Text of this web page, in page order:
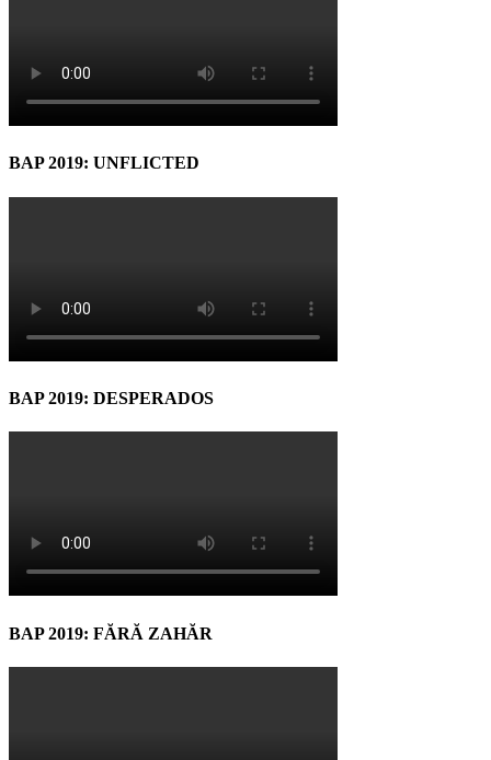
BAP 2019: UNFLICTED
BAP 2019: DESPERADOS
BAP 2019: FĂRĂ ZAHĂR